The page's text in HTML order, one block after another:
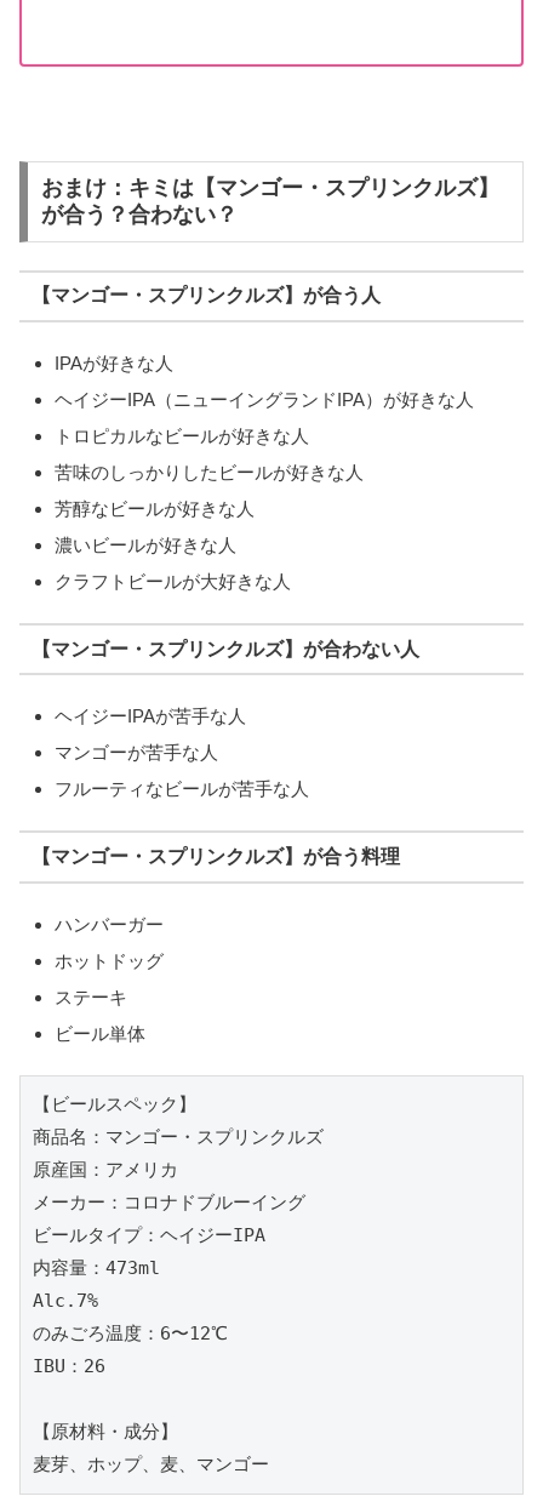
おまけ：キミは【マンゴー・スプリンクルズ】
が合う？合わない？
【マンゴー・スプリンクルズ】が合う人
IPAが好きな人
ヘイジーIPA（ニューイングランドIPA）が好きな人
トロピカルなビールが好きな人
苦味のしっかりしたビールが好きな人
芳醇なビールが好きな人
濃いビールが好きな人
クラフトビールが大好きな人
【マンゴー・スプリンクルズ】が合わない人
ヘイジーIPAが苦手な人
マンゴーが苦手な人
フルーティなビールが苦手な人
【マンゴー・スプリンクルズ】が合う料理
ハンバーガー
ホットドッグ
ステーキ
ビール単体
【ビールスペック】
商品名：マンゴー・スプリンクルズ
原産国：アメリカ
メーカー：コロナドブルーイング
ビールタイプ：ヘイジーIPA
内容量：473ml
Alc.7%
のみごろ温度：6〜12℃
IBU：26
【原材料・成分】
麦芽、ホップ、麦、マンゴー